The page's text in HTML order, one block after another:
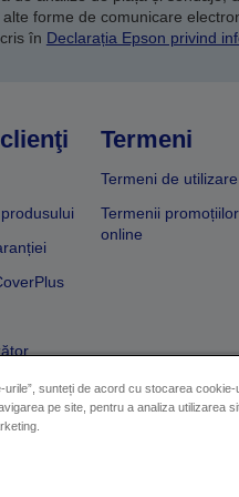
alte forme de comunicare
în Declarația Epson privind
Termeni
Termeni de utilizare
Termenii promoțiilor
online
sunteți de acord cu stocarea cookie-
pe site, pentru a analiza utilizarea